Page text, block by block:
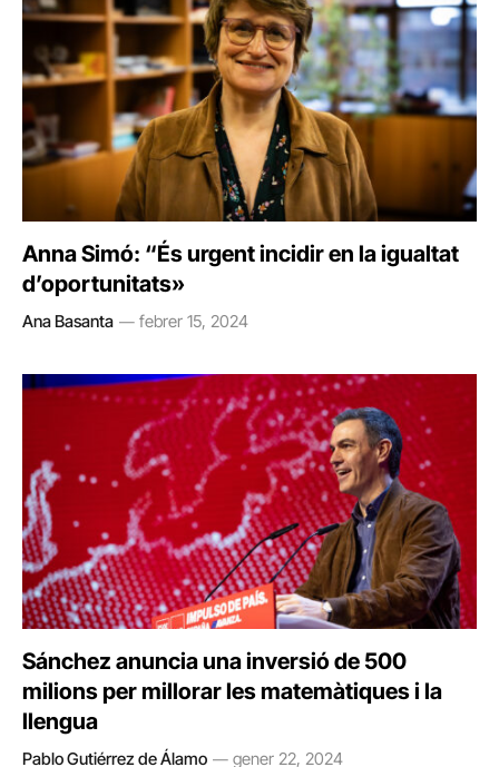
Anna Simó: “És urgent incidir en la igualtat
d’oportunitats»
Ana Basanta febrer 15, 2024
Sánchez anuncia una inversió de 500
milions per millorar les matemàtiques i la
llengua
Pablo Gutiérrez de Álamo gener 22, 2024